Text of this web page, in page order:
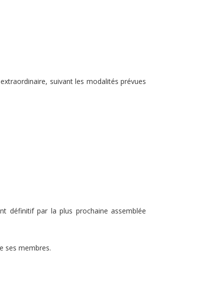
suivant les modalités prévues
définitif par la plus prochaine assemblée
ses membres.